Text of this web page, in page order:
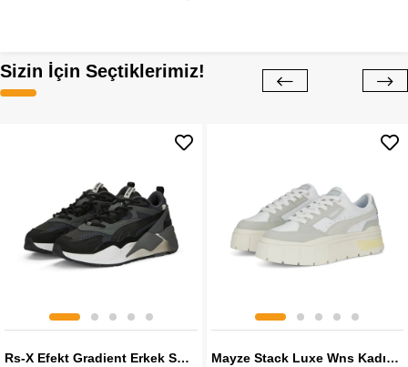
Sizin İçin Seçtiklerimiz!
Rs-X Efekt Gradient Erkek Sneaker Mayze Stack Luxe Wns Kadın Sneaker